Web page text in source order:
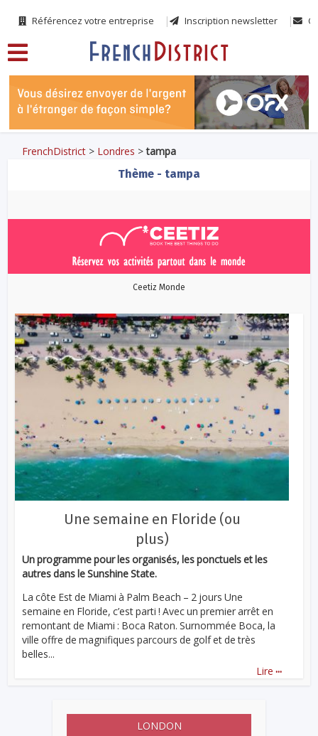
Référencez votre entreprise Inscription newsletter
FrenchDistrict > Londres >tampa
Thème - tampa
Ceetiz Monde
Une semaine en Floride (ou
plus)
Un programme pour les organisés, les ponctuels et les
autres dans le Sunshine State.
La côte Est de Miami à Palm Beach – 2 jours Une
semaine en Floride, c’est parti ! Avec un premier arrêt en
remontant de Miami : Boca Raton. Surnommée Boca, la
ville offre de magnifiques parcours de golf et de très
belles...
Lire ...
LONDON